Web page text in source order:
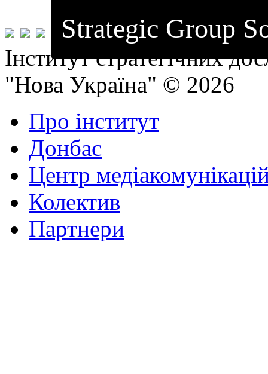
Strategic Group
Інститут стратегічних
"Нова Україна" © 2026
Про інститут
Донбас
Центр
Колектив
Партнери